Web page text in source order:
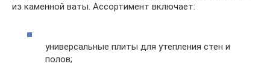
из каменной ваты. Ассортимент включает:
универсальные плиты для утепления стен и
полов;